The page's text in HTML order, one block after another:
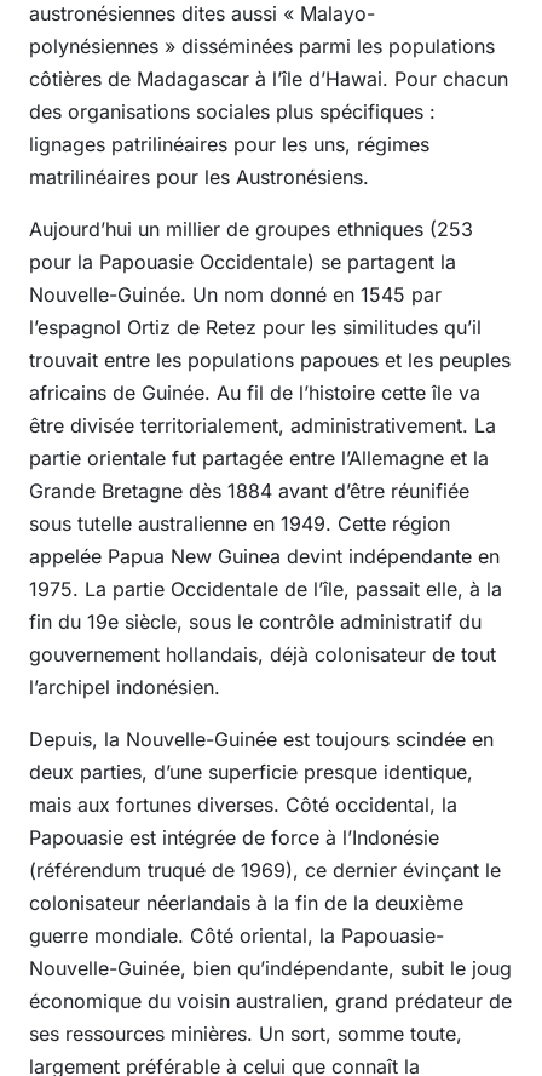
austronésiennes dites aussi « Malayo-
polynésiennes » disséminées parmi les populations
côtières de Madagascar à l’île d’Hawai. Pour chacun
des organisations sociales plus spécifiques :
lignages patrilinéaires pour les uns, régimes
matrilinéaires pour les Austronésiens.
Aujourd’hui un millier de groupes ethniques (253
pour la Papouasie Occidentale) se partagent la
Nouvelle-Guinée. Un nom donné en 1545 par
l’espagnol Ortiz de Retez pour les similitudes qu’il
trouvait entre les populations papoues et les peuples
africains de Guinée. Au fil de l’histoire cette île va
être divisée territorialement, administrativement. La
partie orientale fut partagée entre l’Allemagne et la
Grande Bretagne dès 1884 avant d’être réunifiée
sous tutelle australienne en 1949. Cette région
appelée Papua New Guinea devint indépendante en
1975. La partie Occidentale de l’île, passait elle, à la
fin du 19e siècle, sous le contrôle administratif du
gouvernement hollandais, déjà colonisateur de tout
l’archipel indonésien.
Depuis, la Nouvelle-Guinée est toujours scindée en
deux parties, d’une superficie presque identique,
mais aux fortunes diverses. Côté occidental, la
Papouasie est intégrée de force à l’Indonésie
(référendum truqué de 1969), ce dernier évinçant le
colonisateur néerlandais à la fin de la deuxième
guerre mondiale. Côté oriental, la Papouasie-
Nouvelle-Guinée, bien qu’indépendante, subit le joug
économique du voisin australien, grand prédateur de
ses ressources minières. Un sort, somme toute,
largement préférable à celui que connaît la